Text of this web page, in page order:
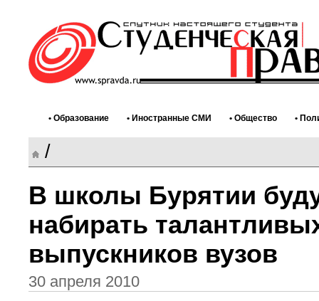
• Образование • Иностранные СМИ • Общество •
/
В школы Бурятии
набирать
выпускников вузов
30 апреля 2010